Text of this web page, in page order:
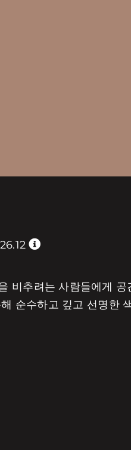
26.12
비추려는 사람들에게
순수하고 깊고 선명한